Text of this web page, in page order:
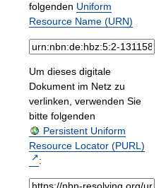
folgenden Uniform
Resource Name (URN)
Um dieses digitale
Dokument im Netz zu
verlinken, verwenden Sie
bitte folgenden
Persistent Uniform
Resource Locator (PURL)
: